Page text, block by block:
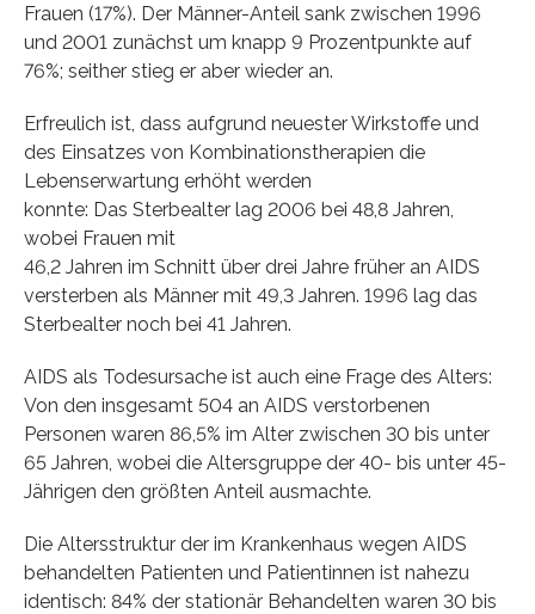
Frauen (17%). Der Männer-Anteil sank zwischen 1996
und 2001 zunächst um knapp 9 Prozentpunkte auf
76%; seither stieg er aber wieder an.
Erfreulich ist, dass aufgrund neuester Wirkstoffe und
des Einsatzes von Kombinationstherapien die
Lebenserwartung erhöht werden
konnte: Das Sterbealter lag 2006 bei 48,8 Jahren,
wobei Frauen mit
46,2 Jahren im Schnitt über drei Jahre früher an AIDS
versterben als Männer mit 49,3 Jahren. 1996 lag das
Sterbealter noch bei 41 Jahren.
AIDS als Todesursache ist auch eine Frage des Alters:
Von den insgesamt 504 an AIDS verstorbenen
Personen waren 86,5% im Alter zwischen 30 bis unter
65 Jahren, wobei die Altersgruppe der 40- bis unter 45-
Jährigen den größten Anteil ausmachte.
Die Altersstruktur der im Krankenhaus wegen AIDS
behandelten Patienten und Patientinnen ist nahezu
identisch: 84% der stationär Behandelten waren 30 bis